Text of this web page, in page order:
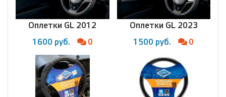
Оплетки GL 2012
1600 руб. 0
Оплетки GL 2023
1500 руб. 0